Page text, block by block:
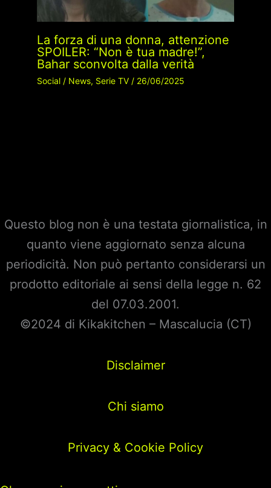
La forza di una donna, attenzione
SPOILER: “Non è tua madre!”,
Bahar sconvolta dalla verità
Social/ News, Serie TV/ 26/06/2025
Questo blog non è una testata giornalistica, in
quanto viene aggiornato senza alcuna
periodicità. Non può pertanto considerarsi un
prodotto editoriale ai sensi della legge n. 62
del 07.03.2001.
©2024 di Kikakitchen – Mascalucia (CT)
Disclaimer
Chi siamo
Privacy & Cookie Policy